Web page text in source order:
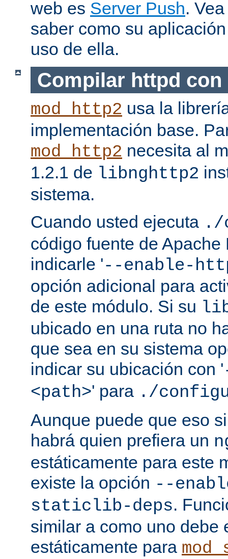
web es Server Push.
saber como su
uso de ella.
Compilar httpd con
mod_http2 usa la
implementación base.
mod_http2 necesita al
1.2.1 de libnghttp2
sistema.
Cuando usted ejecuta ./
código fuente de
indicarle '--enable-
opción adicional para
de este módulo. Si su
ubicado en una ruta no
que sea en su sistema
indicar su ubicación con '
<path>' para ./
Aunque puede que eso
habrá quien prefiera un
estáticamente para este
existe la opción --
staticlib-deps.
similar a como uno debe
estáticamente para